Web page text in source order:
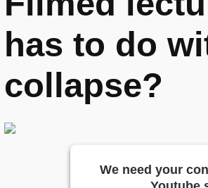
has to do
collapse?
We need your